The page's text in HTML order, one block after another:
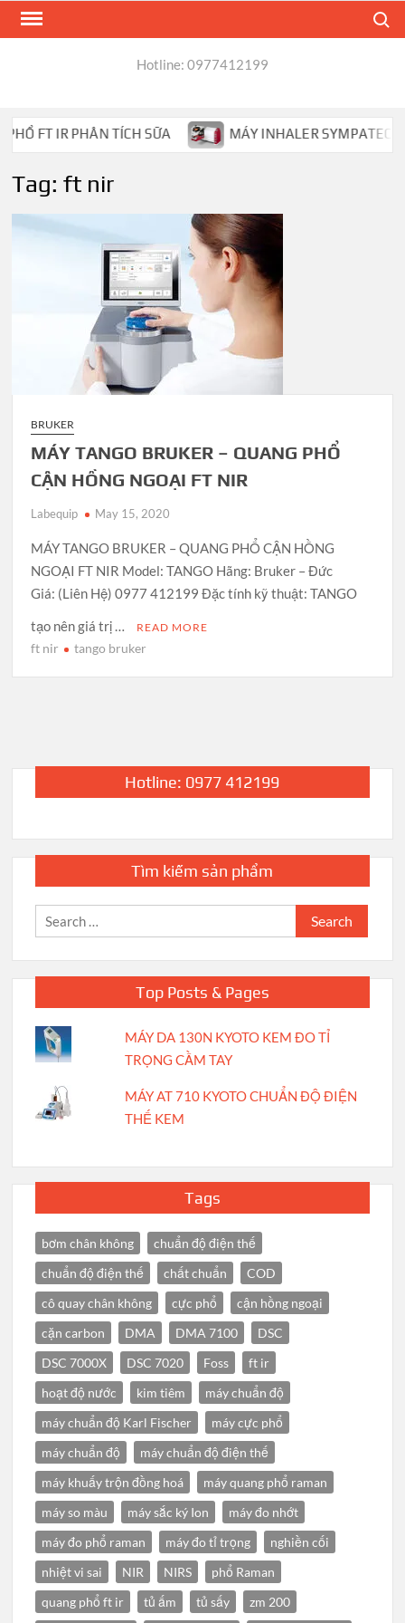
Skip
Hotline: 0977412199
FT IR PHÂN TÍCH SỮA MÁY INHALER SYMPATEC
Tag:ft nir
BRUKER
MÁY TANGO BRUKER – QUANG PHỔ
CẬN HỒNG NGOẠI FT NIR
Labequip May 15, 2020
MÁY TANGO BRUKER – QUANG PHỔ CẬN HỒNG
NGOẠI FT NIR Model: TANGO Hãng: Bruker – Đức
Giá: (Liên Hệ) 0977 412199 Đặc tính kỹ thuật: TANGO
tạo nên giá trị …
READ MORE
ft nir tango bruker
Hotline: 0977 412199
Tìm kiếm sản phẩm
Search
for:
Top Posts & Pages
MÁY DA 130N KYOTO KEM ĐO TỈ
TRỌNG CẦM TAY
MÁY AT 710 KYOTO CHUẨN ĐỘ ĐIỆN
THẾ KEM
Tags
bơm chân không
chuẩn độ điện thế
chuẩn độ điện thế
chất chuẩn
COD
cô quay chân không
cực phổ
cận hồng ngoại
cặn carbon
DMA DMA 7100
DSC
DSC 7000X
DSC 7020 Foss
ft ir
hoạt độ nước
kim tiêm
máy chuẩn độ
máy chuẩn độ Karl Fischer
máy cực phổ
máy chuẩn độ
máy chuẩn độ điện thế
máy khuấy trộn đồng hoá
máy quang phổ raman
máy so màu
máy sắc ký Ion
máy đo nhớt
máy đo phổ raman
máy đo tỉ trọng
nghiền cối
nhiệt vi sai
NIR NIRS
phổ Raman
quang phổ ft ir
tủ ấm tủ sấy zm 200